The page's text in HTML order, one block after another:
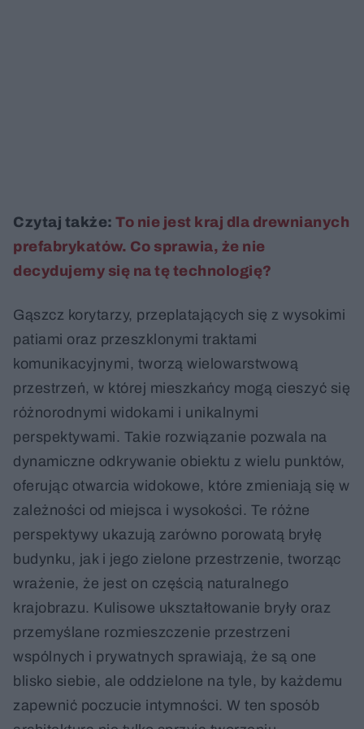
Czytaj także: To nie jest kraj dla drewnianych
prefabrykatów. Co sprawia, że nie
decydujemy się na tę technologię?
Gąszcz korytarzy, przeplatających się z wysokimi
patiami oraz przeszklonymi traktami
komunikacyjnymi, tworzą wielowarstwową
przestrzeń, w której mieszkańcy mogą cieszyć się
różnorodnymi widokami i unikalnymi
perspektywami. Takie rozwiązanie pozwala na
dynamiczne odkrywanie obiektu z wielu punktów,
oferując otwarcia widokowe, które zmieniają się w
zależności od miejsca i wysokości. Te różne
perspektywy ukazują zarówno porowatą bryłę
budynku, jak i jego zielone przestrzenie, tworząc
wrażenie, że jest on częścią naturalnego
krajobrazu. Kulisowe ukształtowanie bryły oraz
przemyślane rozmieszczenie przestrzeni
wspólnych i prywatnych sprawiają, że są one
blisko siebie, ale oddzielone na tyle, by każdemu
zapewnić poczucie intymności. W ten sposób